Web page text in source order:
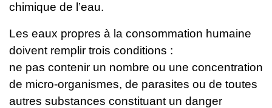
chimique de l’eau.
Les eaux propres à la consommation humaine
doivent remplir trois conditions :
ne pas contenir un nombre ou une concentration
de micro-organismes, de parasites ou de toutes
autres substances constituant un danger